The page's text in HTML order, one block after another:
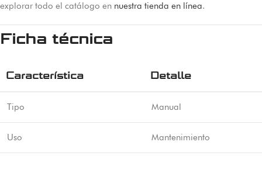
explorar todo el catálogo en nuestra tienda en línea.
Ficha técnica
Característica Detalle
Tipo Manual
Uso Mantenimiento